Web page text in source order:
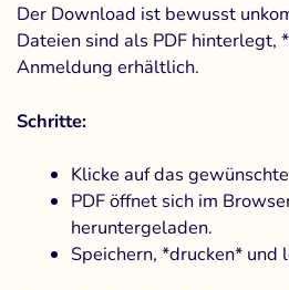
Der Download ist bewusst
Dateien sind als PDF hinterlegt,
Anmeldung erhältlich.
Schritte:
Klicke auf das
PDF öffnet sich im
heruntergeladen.
Speichern, *drucken* und